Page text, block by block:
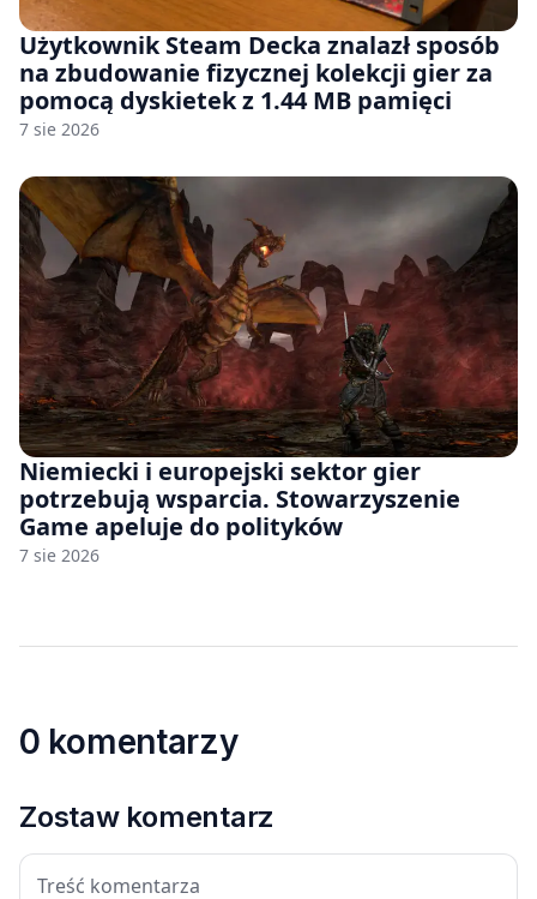
Użytkownik Steam Decka znalazł sposób
na zbudowanie fizycznej kolekcji gier za
pomocą dyskietek z 1.44 MB pamięci
7 sie 2026
Niemiecki i europejski sektor gier
potrzebują wsparcia. Stowarzyszenie
Game apeluje do polityków
7 sie 2026
0 komentarzy
Zostaw komentarz